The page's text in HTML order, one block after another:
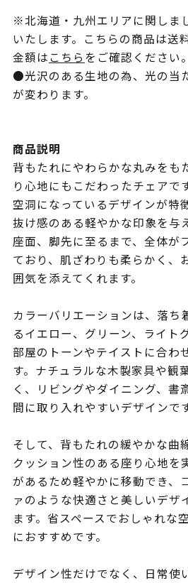
※北海道・九州エリアに関しま
いたします。こちらの商品は送
金額はこちらをご確認ください。
●光沢のある生地の為、光の当
が変わります。
商品説明
背もたれにやわらかな丸みをも
り心地にもこだわったチェアで
空洞になっているデザインが特
抜け感のある軽やかな印象を与
座面、脚先に至るまで、全体が
ており、肌ざわりも柔らかく、
囲気を添えてくれます。
カラーバリエーションは、落ち
るイエロー、グリーン、ライト
部屋のトーンやテイストに合わ
す。ナチュラルな木製家具や観
く、リビングやダイニング、書
間に取り入れやすいデザインです
そして、背もたれの緩やかな曲
クッション性のある座り心地を
があるため軽やかに移動でき、
ァのような快適さと美しいデザ
ます。省スペースでおしゃれな
におすすめです。
デザイン性だけでなく、日常使